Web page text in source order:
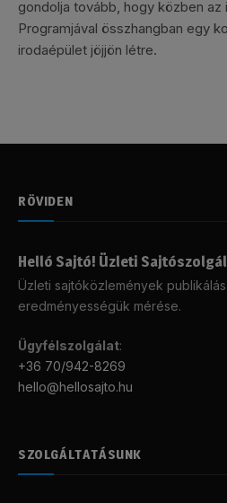
gondolja tovább, hogy közben az
Programjával összhangban egy
irodaépület jöjjön létre.
RÖVIDEN
Helló Sajtó! Üzleti
Üzleti sajtóközlemények
eredményességük mérése.
Ügyfélszolgálat:
+36 70/942-8269
hello@hellosajto.hu
SZOLGÁLTATÁSUNK